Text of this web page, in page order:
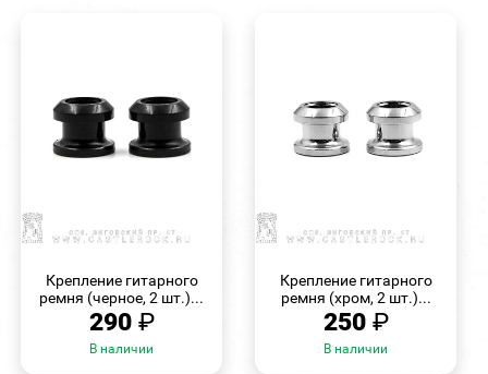
Крепление гитарного
ремня (черное, 2 шт.)...
290 ₽
В наличии
Крепление гитарного
ремня (хром, 2 шт.)...
250 ₽
В наличии